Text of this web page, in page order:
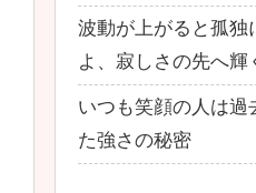
波動が上がると孤独
よ、寂しさの先へ輝
いつも笑顔の人は
た強さの秘密